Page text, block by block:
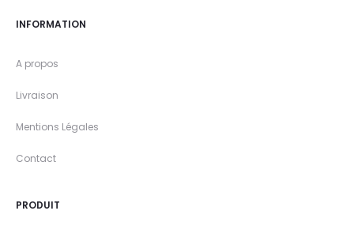
INFORMATION
A propos
Livraison
Mentions Légales
Contact
PRODUIT